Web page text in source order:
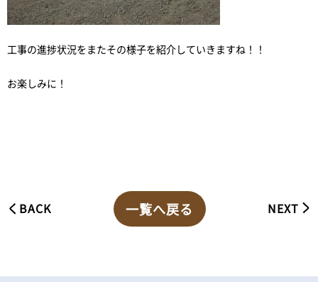
工事の進捗状況をまたその様子を紹介していきますね！！
お楽しみに！
BACK 一覧へ戻る NEXT